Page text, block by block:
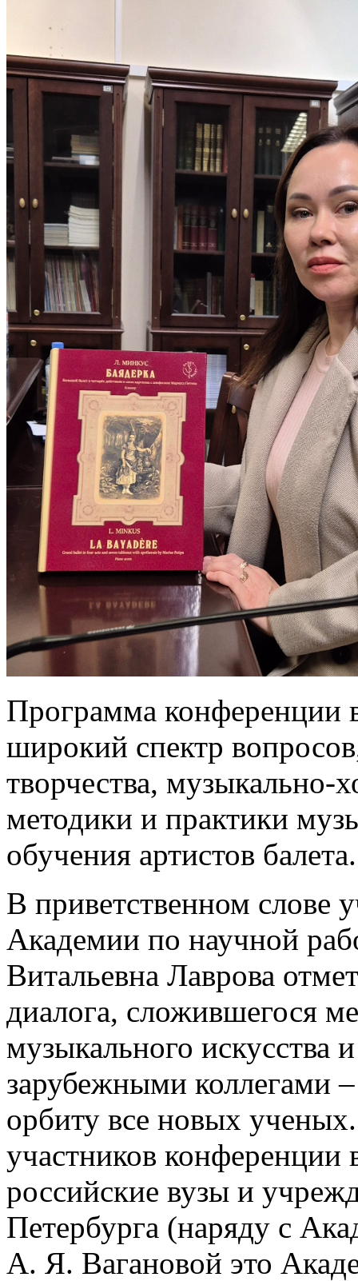
Программа конференции
широкий спектр
творчества, музыкально-
методики и практики
обучения артистов балета.
В приветственном слове
Академии по научной
Витальевна Лаврова
диалога, сложившегося
музыкального искусства
зарубежными коллегами
орбиту все новых
участников конференции
российские вузы и
Петербурга (наряду с
А. Я. Вагановой это